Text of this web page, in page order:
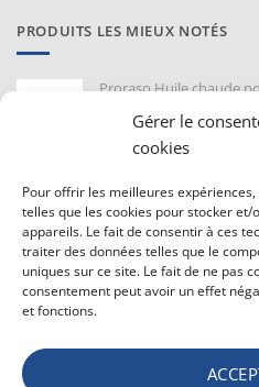
Gérer le
cookies
Pour offrir les meilleures
telles que les cookies pour stocker
appareils. Le fait de consentir à ces
traiter des données telles que le
uniques sur ce site. Le fait de ne pas
consentement peut avoir un effet
et fonctions.
PRODUITS LES MIEUX NOTÉS
Proraso Huile chaude
10,30€ TVAC
7,20€ TVAC
CONDITIONS GÉNÉRALE DE
Vie privée
Politique de confidentialité